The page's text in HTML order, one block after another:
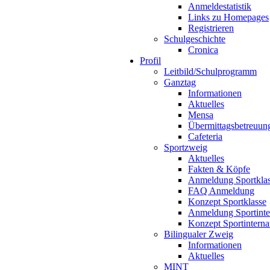
Anmeldestatistik
Links zu Homepages
Registrieren
Schulgeschichte
Cronica
Profil
Leitbild/Schulprogramm
Ganztag
Informationen
Aktuelles
Mensa
Cafeteria
Sportzweig
Aktuelles
Fakten & Köpfe
Anmeldung
FAQ Anmeldung
Konzept Sportklasse
Anmeldung
Konzept
Bilingualer Zweig
Informationen
Aktuelles
MINT